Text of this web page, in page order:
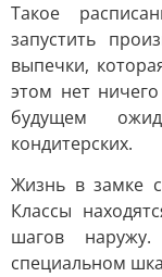
Такое
запустить
выпечки,
этом нет
будущем
кондитерских.
Жизнь в замке
Классы
шагов
специальном